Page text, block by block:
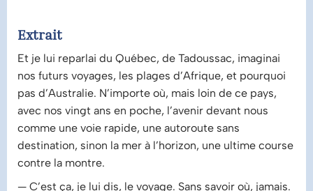
Extrait
Et je lui reparlai du Québec, de Tadoussac, imaginai
nos futurs voyages, les plages d’Afrique, et pourquoi
pas d’Australie. N’importe où, mais loin de ce pays,
avec nos vingt ans en poche, l’avenir devant nous
comme une voie rapide, une autoroute sans
destination, sinon la mer à l’horizon, une ultime course
contre la montre.
— C’est ça, je lui dis, le voyage. Sans savoir où, jamais.